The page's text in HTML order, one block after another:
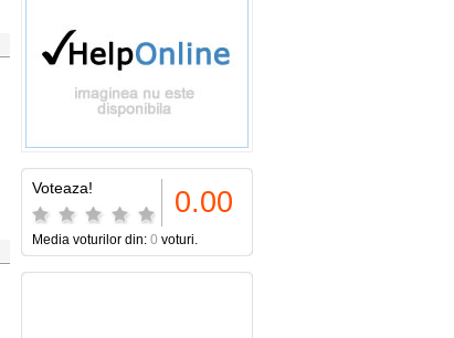
Voteaza! 0.00
Media voturilor din: 0 voturi.